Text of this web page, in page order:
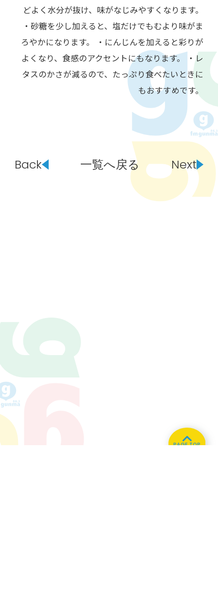
どよく水分が抜け、味がなじみやすくなります。
・砂糖を少し加えると、塩だけでもむより味がま
ろやかになります。 ・にんじんを加えると彩りが
よくなり、食感のアクセントにもなります。 ・レ
タスのかさが減るので、たっぷり食べたいときに
もおすすめです。
Back 一覧へ戻る Next
PAGE TOP